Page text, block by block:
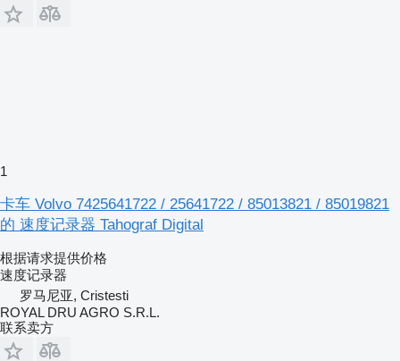
1
卡车 Volvo 7425641722 / 25641722 / 85013821 / 85019821
的 速度记录器 Tahograf Digital
根据请求提供价格
速度记录器
罗马尼亚, Cristesti
ROYAL DRU AGRO S.R.L.
联系卖方